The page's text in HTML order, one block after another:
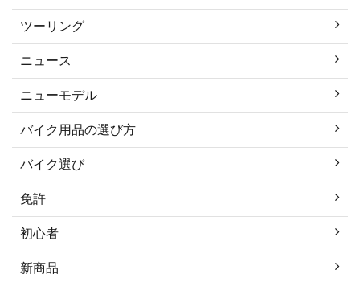
ツーリング
ニュース
ニューモデル
バイク用品の選び方
バイク選び
免許
初心者
新商品